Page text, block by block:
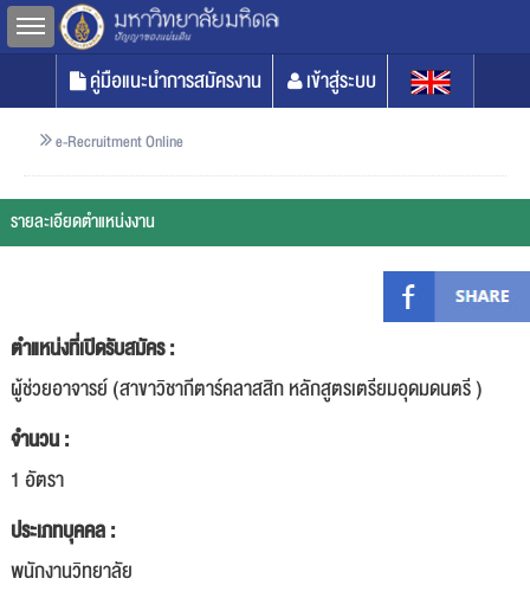
Toggle sidebar
คู่มือแนะนำการสมัครงาน
เข้าสู่ระบบ
e-Recruitment Online
รายละเอียดตำแหน่งงาน
ตำแหน่งที่เปิดรับสมัคร :
ผู้ช่วยอาจารย์ (สาขาวิชากีตาร์คลาสสิก หลักสูตรเตรียมอุดมดนตรี )
จำนวน :
1 อัตรา
ประเภทบุคคล :
พนักงานวิทยาลัย